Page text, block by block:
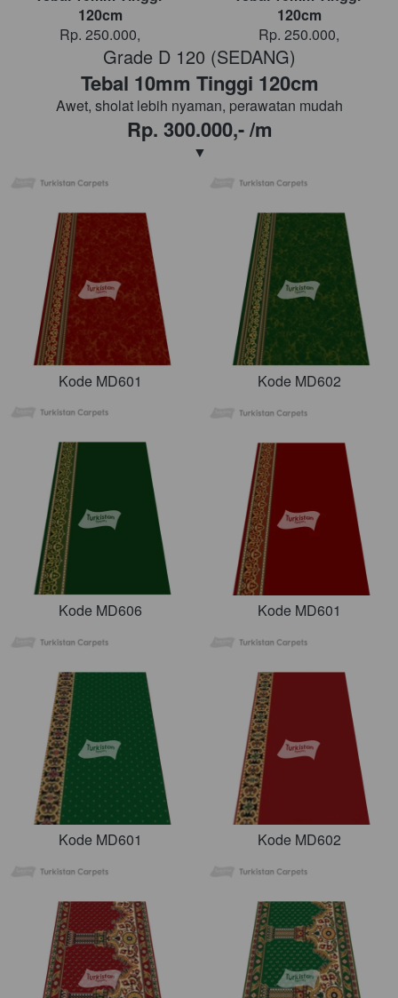
120cm
Rp. 250.000,
120cm
Rp. 250.000,
Grade D 120 (SEDANG)
Tebal 10mm Tinggi 120cm
Awet, sholat lebih nyaman, perawatan mudah
Rp. 300.000,- /m
▼
Kode MD601 Kode MD602
Kode MD606 Kode MD601
Kode MD601 Kode MD602